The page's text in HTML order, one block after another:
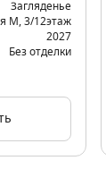
Загляденье
М 3/12этаж
2027
Без отделки